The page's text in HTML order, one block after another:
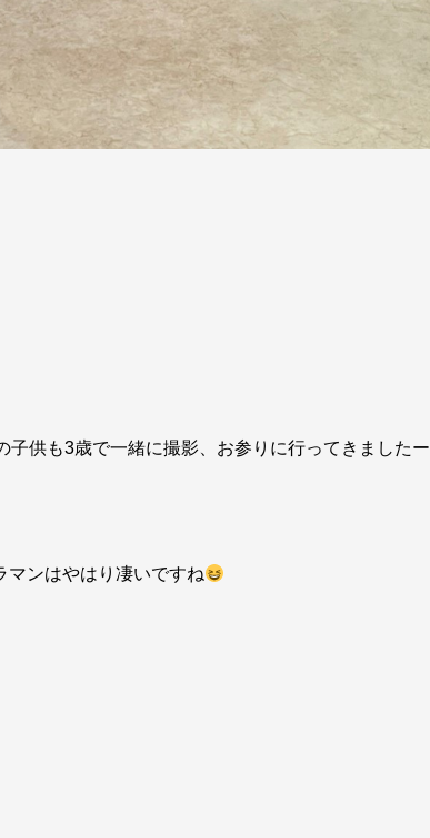
子供も3歳で一緒に撮影、お参りに行ってきましたー
マンはやはり凄いですね